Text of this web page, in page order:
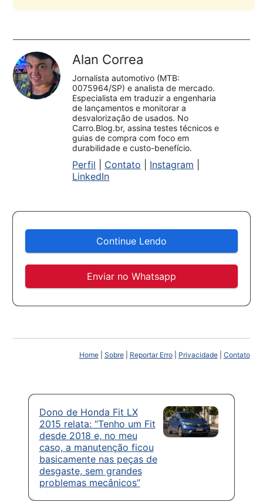
Alan Correa
Jornalista automotivo (MTB:
0075964/SP) e analista de mercado.
Especialista em traduzir a engenharia
de lançamentos e monitorar a
desvalorização de usados. No
Carro.Blog.br, assina testes técnicos e
guias de compra com foco em
durabilidade e custo-benefício.
Perfil Contato Instagram
LinkedIn
Continue Lendo
Enviar no Whatsapp
Home| Sobre| Reportar Erro| Privacidade| Contato
Dono de Honda Fit LX
2015 relata: “Tenho um Fit
desde 2018 e, no meu
caso, a manutenção ficou
basicamente nas peças de
desgaste, sem grandes
problemas mecânicos”